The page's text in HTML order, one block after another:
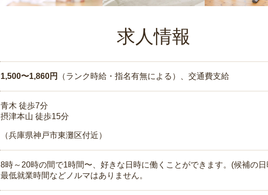
求人情報
1,500〜1,860円 （ランク時給・指名有無による）、交通費支給
青木 徒歩7分
摂津本山 徒歩15分
（兵庫県神戸市東灘区付近）
8時～20時の間で1時間〜、好きな日時に働くことができます。(候補の
最低就業時間などノルマはありません。